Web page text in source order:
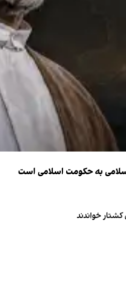
به حکومت اسلامی است
کشتار خواندند